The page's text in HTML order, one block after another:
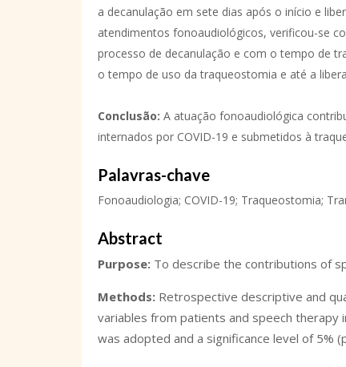
a decanulação em sete dias após o início e
atendimentos fonoaudiológicos, verificou-se
processo de decanulação e com o tempo de
o tempo de uso da traqueostomia e até a
Conclusão: A atuação fonoaudiológica
internados por COVID-19 e submetidos à
Palavras-chave
Fonoaudiologia; COVID-19; Traqueostomia;
Abstract
Purpose: To describe the contributions of
Methods: Retrospective descriptive and
variables from patients and speech therapy
was adopted and a significance level of 5%